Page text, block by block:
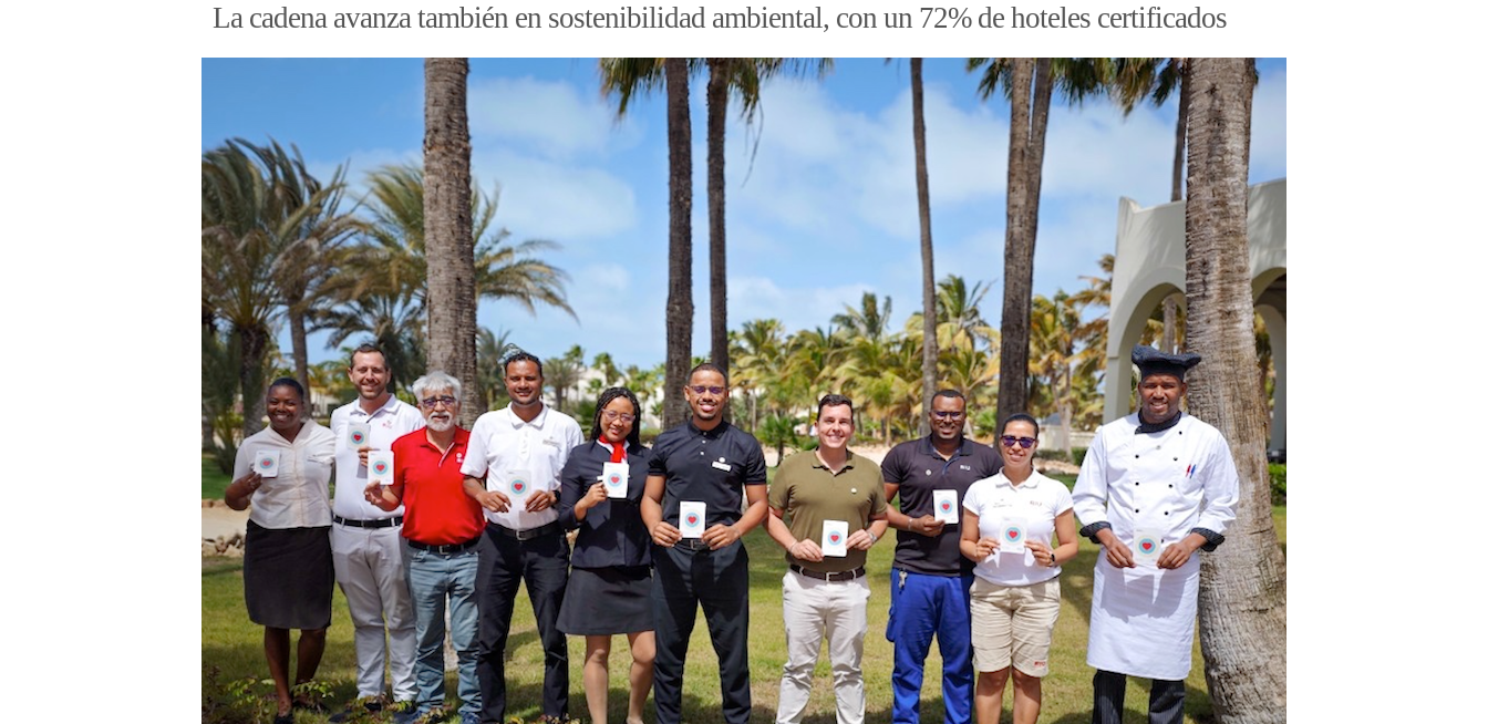
La cadena avanza también en sostenibilidad ambiental, con un 72% de hoteles certificados